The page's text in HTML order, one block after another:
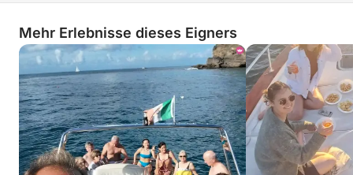
Mehr Erlebnisse dieses Eigners